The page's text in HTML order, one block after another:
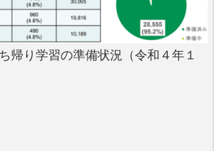
帰り学習の準備状況（令和４年１